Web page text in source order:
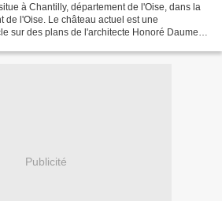
à Chantilly, département de l'Oise, dans la
de l'Oise. Le château actuel est une
sur des plans de l'architecte Honoré Daumet
Publicité